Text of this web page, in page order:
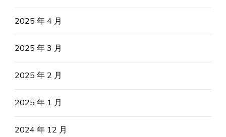
2025 年 4 月
2025 年 3 月
2025 年 2 月
2025 年 1 月
2024 年 12 月